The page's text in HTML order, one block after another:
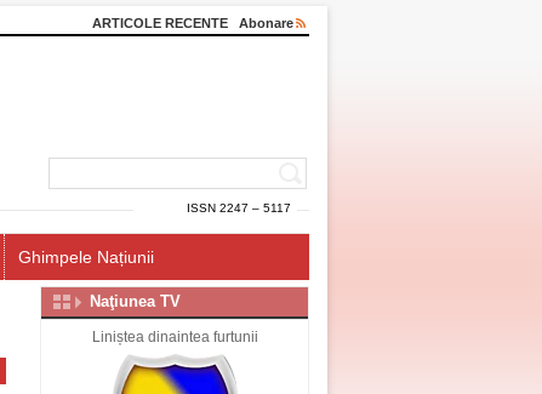
ARTICOLE RECENTE Abonare
ISSN 2247 – 5117
Ghimpele Națiunii
Naţiunea TV
Liniștea dinaintea furtunii